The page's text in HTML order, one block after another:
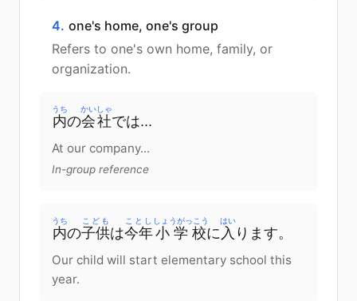
4. one's home, one's group
Refers to one's own home, family, or
organization.
内
うち
の会社
かいしゃ
では...
At our company...
In-group reference
内
うち
の子供
こども
は今年
ことし
小学校
しょうがっこう
に 入
はい
ります。
Our child will start elementary school this
year.